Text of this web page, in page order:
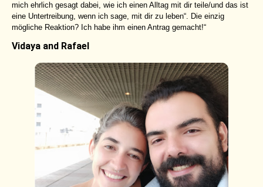
mich ehrlich gesagt dabei, wie ich einen Alltag mit dir teile/und das ist
eine Untertreibung, wenn ich sage, mit dir zu leben“. Die einzig
mögliche Reaktion? Ich habe ihm einen Antrag gemacht!“
Vidaya and Rafael